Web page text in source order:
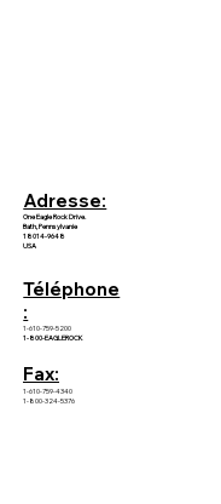
Adresse:
One Eagle Rock Drive.
Bath, Pennsylvanie
18014-9648
USA
Téléphone
:
1-610-759-5200
1-800-EAGLEROCK
Fax:
1-610-759-4340
1-800-324-5376